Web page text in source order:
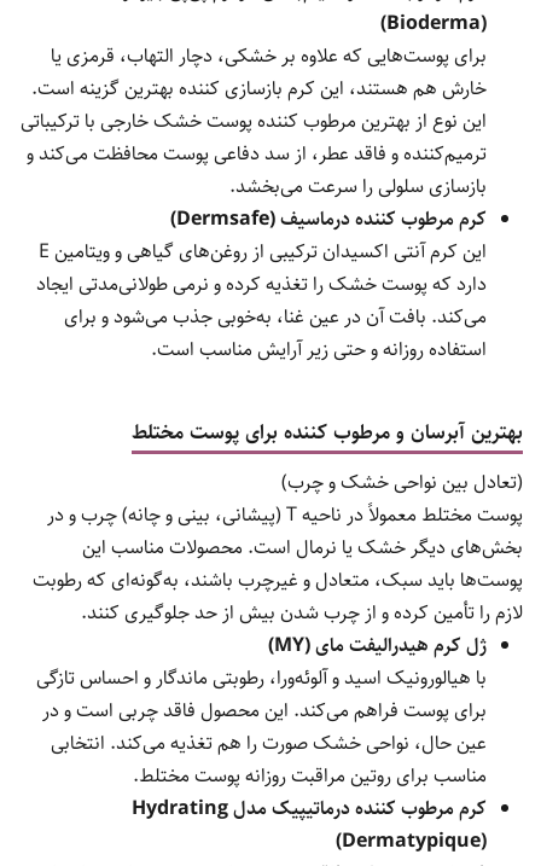
(Bioderma)
برای پوست‌هایی که علاوه بر خشکی، دچار التهاب، قرمزی یا
خارش هم هستند، این کرم بازسازی کننده بهترین گزینه است.
این نوع از بهترین مرطوب کننده پوست خشک خارجی با ترکیباتی
ترمیم‌کننده و فاقد عطر، از سد دفاعی پوست محافظت می‌کند و
بازسازی سلولی را سرعت می‌بخشد.
کرم مرطوب کننده درماسیف (Dermsafe)
این کرم آنتی اکسیدان ترکیبی از روغن‌های گیاهی و ویتامین E
دارد که پوست خشک را تغذیه کرده و نرمی طولانی‌مدتی ایجاد
می‌کند. بافت آن در عین غنا، به‌خوبی جذب می‌شود و برای
استفاده روزانه و حتی زیر آرایش مناسب است.
بهترین آبرسان و مرطوب کننده برای پوست مختلط
(تعادل بین نواحی خشک و چرب)
پوست مختلط معمولاً در ناحیه T (پیشانی، بینی و چانه) چرب و در
بخش‌های دیگر خشک یا نرمال است. محصولات مناسب این
پوست‌ها باید سبک، متعادل و غیرچرب باشند، به‌گونه‌ای که رطوبت
لازم را تأمین کرده و از چرب شدن بیش از حد جلوگیری کنند.
ژل کرم هیدرالیفت مای (MY)
با هیالورونیک اسید و آلوئه‌ورا، رطوبتی ماندگار و احساس تازگی
برای پوست فراهم می‌کند. این محصول فاقد چربی است و در
عین حال، نواحی خشک صورت را هم تغذیه می‌کند. انتخابی
مناسب برای روتین مراقبت روزانه پوست مختلط.
کرم مرطوب کننده درماتیپیک مدل Hydrating
(Dermatypique)